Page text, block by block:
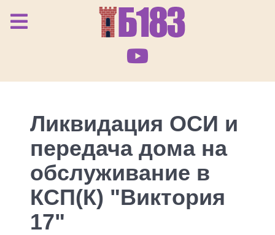
Ликвидация ОСИ и
передача дома на
обслуживание в
КСП(К) "Виктория
17"